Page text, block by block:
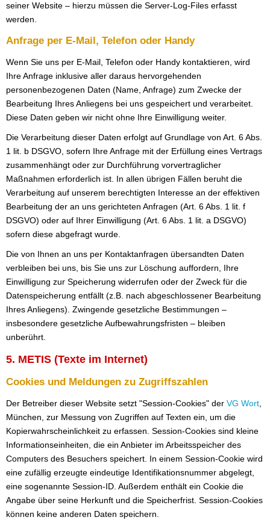
seiner Website – hierzu müssen die Server-Log-Files erfasst
werden.
Anfrage per E-Mail, Telefon oder Handy
Wenn Sie uns per E-Mail, Telefon oder Handy kontaktieren, wird
Ihre Anfrage inklusive aller daraus hervorgehenden
personenbezogenen Daten (Name, Anfrage) zum Zwecke der
Bearbeitung Ihres Anliegens bei uns gespeichert und verarbeitet.
Diese Daten geben wir nicht ohne Ihre Einwilligung weiter.
Die Verarbeitung dieser Daten erfolgt auf Grundlage von Art. 6 Abs.
1 lit. b DSGVO, sofern Ihre Anfrage mit der Erfüllung eines Vertrags
zusammenhängt oder zur Durchführung vorvertraglicher
Maßnahmen erforderlich ist. In allen übrigen Fällen beruht die
Verarbeitung auf unserem berechtigten Interesse an der effektiven
Bearbeitung der an uns gerichteten Anfragen (Art. 6 Abs. 1 lit. f
DSGVO) oder auf Ihrer Einwilligung (Art. 6 Abs. 1 lit. a DSGVO)
sofern diese abgefragt wurde.
Die von Ihnen an uns per Kontaktanfragen übersandten Daten
verbleiben bei uns, bis Sie uns zur Löschung auffordern, Ihre
Einwilligung zur Speicherung widerrufen oder der Zweck für die
Datenspeicherung entfällt (z.B. nach abgeschlossener Bearbeitung
Ihres Anliegens). Zwingende gesetzliche Bestimmungen –
insbesondere gesetzliche Aufbewahrungsfristen – bleiben
unberührt.
5. METIS (Texte im Internet)
Cookies und Meldungen zu Zugriffszahlen
Der Betreiber dieser Website setzt "Session-Cookies" der VG Wort,
München, zur Messung von Zugriffen auf Texten ein, um die
Kopierwahrscheinlichkeit zu erfassen. Session-Cookies sind kleine
Informationseinheiten, die ein Anbieter im Arbeitsspeicher des
Computers des Besuchers speichert. In einem Session-Cookie wird
eine zufällig erzeugte eindeutige Identifikationsnummer abgelegt,
eine sogenannte Session-ID. Außerdem enthält ein Cookie die
Angabe über seine Herkunft und die Speicherfrist. Session-Cookies
können keine anderen Daten speichern.